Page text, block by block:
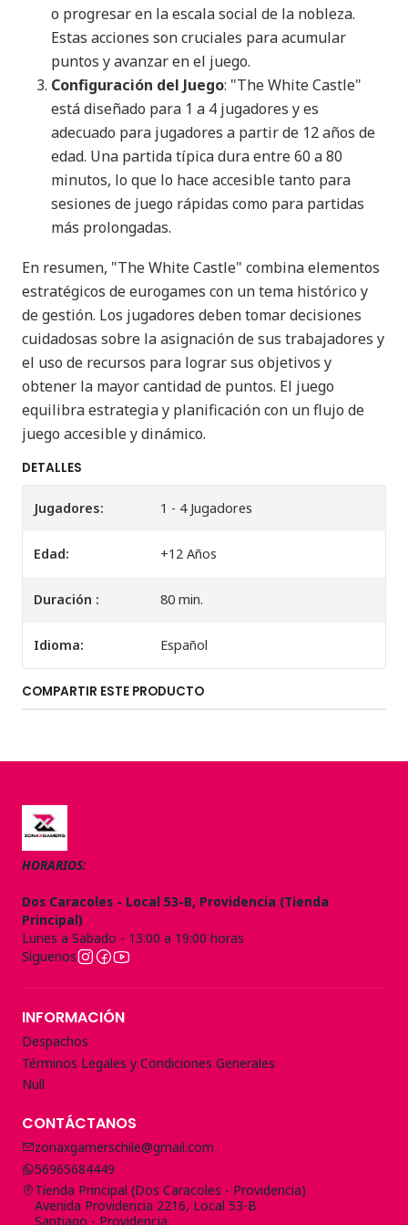
o progresar en la escala social de la nobleza.
Estas acciones son cruciales para acumular
puntos y avanzar en el juego​​.
Configuración del Juego: "The White Castle"
está diseñado para 1 a 4 jugadores y es
adecuado para jugadores a partir de 12 años de
edad. Una partida típica dura entre 60 a 80
minutos, lo que lo hace accesible tanto para
sesiones de juego rápidas como para partidas
más prolongadas​​.
En resumen, "The White Castle" combina elementos
estratégicos de eurogames con un tema histórico y
de gestión. Los jugadores deben tomar decisiones
cuidadosas sobre la asignación de sus trabajadores y
el uso de recursos para lograr sus objetivos y
obtener la mayor cantidad de puntos. El juego
equilibra estrategia y planificación con un flujo de
juego accesible y dinámico.
DETALLES
Jugadores: 1 - 4 Jugadores
Edad: +12 Años
Duración : 80 min.
Idioma: Español
COMPARTIR ESTE PRODUCTO
HORARIOS:
Dos Caracoles - Local 53-B, Providencia (Tienda
Principal)
Lunes a Sabado - 13:00 a 19:00 horas
Síguenos
INFORMACIÓN
Despachos
Términos Legales y Condiciones Generales
Null
CONTÁCTANOS
zonaxgamerschile@gmail.com
56965684449
Tienda Principal (Dos Caracoles - Providencia)
Avenida Providencia 2216, Local 53-B
Santiago - Providencia